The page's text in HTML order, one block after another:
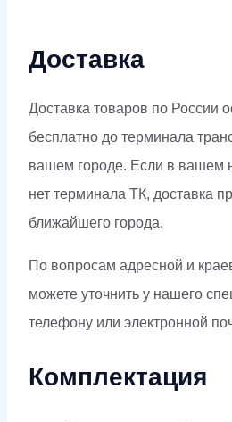
Доставка
Доставка товаров по России
бесплатно до терминала
вашем городе. Если в вашем
нет терминала ТК, доставка
ближайшего города.
По вопросам адресной и
можете уточнить у нашего
телефону или электронной
Комплектация